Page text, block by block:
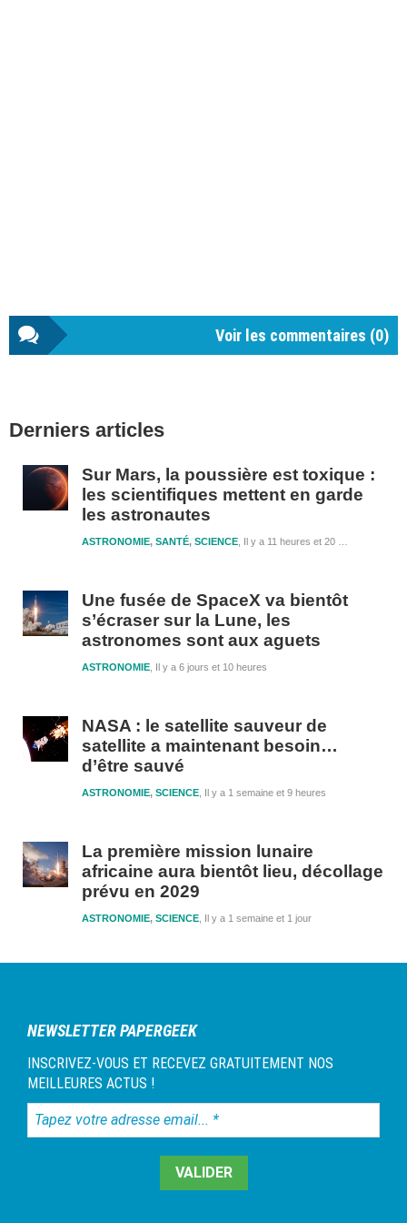
Voir les commentaires (0)
latérale
Derniers articles
Sur Mars, la poussière est toxique :
les scientifiques mettent en garde
les astronautes
Il y a 11 heures et 20 minutes
ASTRONOMIE, SANTÉ, SCIENCE
Une fusée de SpaceX va bientôt
s’écraser sur la Lune, les
astronomes sont aux aguets
Il y a 6 jours et 10 heures
ASTRONOMIE
NASA : le satellite sauveur de
satellite a maintenant besoin…
d’être sauvé
Il y a 1 semaine et 9 heures
ASTRONOMIE, SCIENCE
La première mission lunaire
africaine aura bientôt lieu, décollage
prévu en 2029
Il y a 1 semaine et 1 jour
ASTRONOMIE, SCIENCE
NEWSLETTER PAPERGEEK
INSCRIVEZ-VOUS ET RECEVEZ GRATUITEMENT NOS
MEILLEURES ACTUS !
Tapez
votre